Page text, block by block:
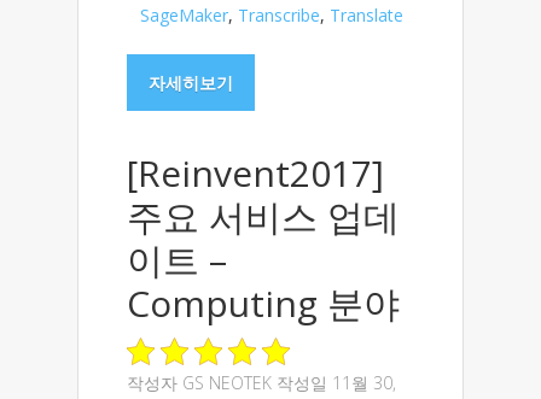
SageMaker, Transcribe, Translate
자세히보기
[Reinvent2017]
주요 서비스 업데
이트 –
Computing 분야
작성자 GS NEOTEK 작성일 11월 30,